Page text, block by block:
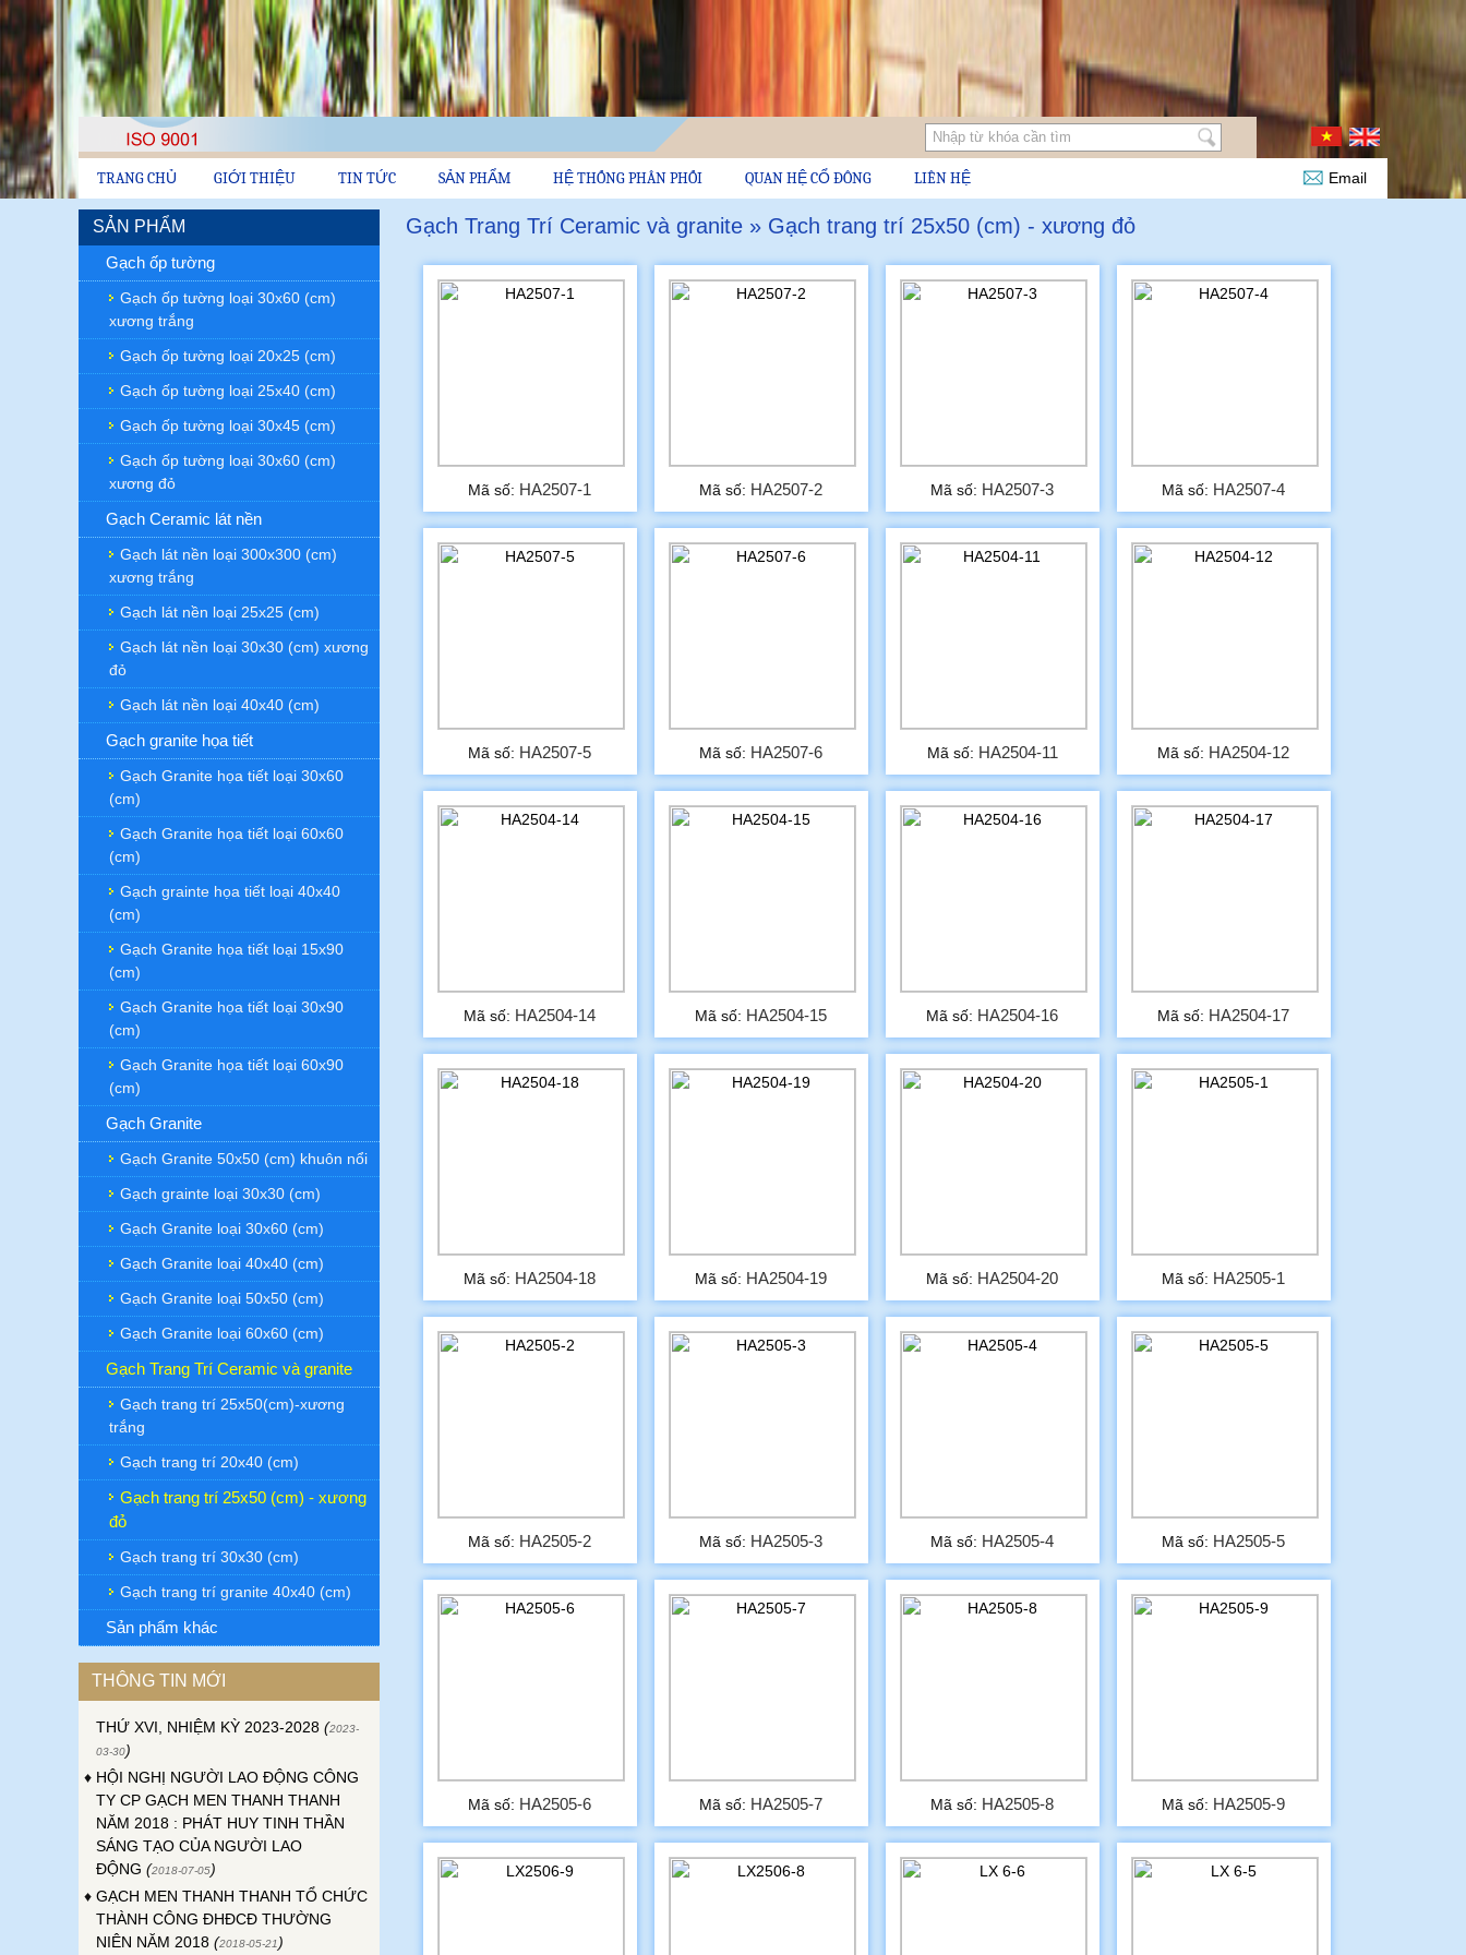
TRANG CHỦ GIỚI THIỆU TIN TỨC SẢN PHẨM HỆ THỐNG PHÂN PHỐI QUAN HỆ CỔ ĐÔNG LIÊN HỆ Email
SẢN PHẨM
Gạch ốp tường
Gạch ốp tường loại 30x60 (cm)
xương trắng
Gạch ốp tường loại 20x25 (cm)
Gạch ốp tường loại 25x40 (cm)
Gạch ốp tường loại 30x45 (cm)
Gạch ốp tường loại 30x60 (cm)
xương đỏ
Gạch Ceramic lát nền
Gạch lát nền loại 300x300 (cm)
xương trắng
Gạch lát nền loại 25x25 (cm)
Gạch lát nền loại 30x30 (cm) xương
đỏ
Gạch lát nền loại 40x40 (cm)
Gạch granite họa tiết
Gạch Granite họa tiết loại 30x60
(cm)
Gạch Granite họa tiết loại 60x60
(cm)
Gạch grainte họa tiết loại 40x40
(cm)
Gạch Granite họa tiết loại 15x90
(cm)
Gạch Granite họa tiết loại 30x90
(cm)
Gạch Granite họa tiết loại 60x90
(cm)
Gạch Granite
Gạch Granite 50x50 (cm) khuôn nổi
Gạch grainte loại 30x30 (cm)
Gạch Granite loại 30x60 (cm)
Gạch Granite loại 40x40 (cm)
Gạch Granite loại 50x50 (cm)
Gạch Granite loại 60x60 (cm)
Gạch Trang Trí Ceramic và granite
Gạch trang trí 25x50(cm)-xương
trắng
Gạch trang trí 20x40 (cm)
Gạch trang trí 25x50 (cm) - xương
đỏ
Gạch trang trí 30x30 (cm)
Gạch trang trí granite 40x40 (cm)
Sản phẩm khác
THÔNG TIN MỚI
ĐẠI HỘI ĐỒNG CỔ ĐÔNG THƯỜNG
NIÊN CÔNG TY GẠCH MEN THANH
THANH NĂM 2023
TY GẠCH MEN THANH THANH LẦN
THỨ XVI, NHIỆM KỲ 2023-2028 (2023-
03-30)
HỘI NGHỊ NGƯỜI LAO ĐỘNG CÔNG
TY CP GẠCH MEN THANH THANH
NĂM 2018 : PHÁT HUY TINH THẦN
SÁNG TẠO CỦA NGƯỜI LAO
ĐỘNG (2018-07-05 )
GẠCH MEN THANH THANH TỔ CHỨC
THÀNH CÔNG ĐHĐCĐ THƯỜNG
NIÊN NĂM 2018 (2018-05-21)
GẠCH MEN THANH THANH TỔ CHỨC
Gạch Trang Trí Ceramic và granite » Gạch trang trí 25x50 (cm) - xương đỏ
Mã số: HA2507-1 Mã số: HA2507-2 Mã số: HA2507-3 Mã số: HA2507-4
Mã số: HA2507-5 Mã số: HA2507-6 Mã số: HA2504-11 Mã số: HA2504-12
Mã số: HA2504-14 Mã số: HA2504-15 Mã số: HA2504-16 Mã số: HA2504-17
Mã số: HA2504-18 Mã số: HA2504-19 Mã số: HA2504-20 Mã số: HA2505-1
Mã số: HA2505-2 Mã số: HA2505-3 Mã số: HA2505-4 Mã số: HA2505-5
Mã số: HA2505-6 Mã số: HA2505-7 Mã số: HA2505-8 Mã số: HA2505-9